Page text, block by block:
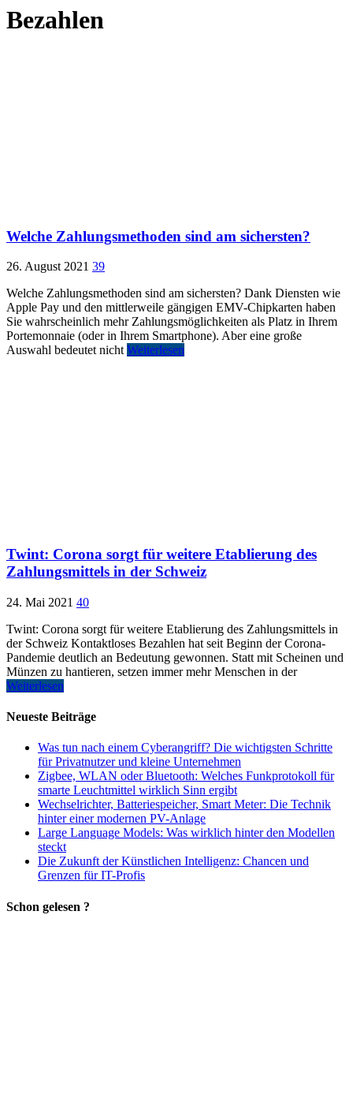
Bezahlen
Welche Zahlungsmethoden sind am sichersten?
26. August 2021 39
Welche Zahlungsmethoden sind am sichersten? Dank Diensten wie
Apple Pay und den mittlerweile gängigen EMV-Chipkarten haben
Sie wahrscheinlich mehr Zahlungsmöglichkeiten als Platz in Ihrem
Portemonnaie (oder in Ihrem Smartphone). Aber eine große
Auswahl bedeutet nicht Weiterlesen
Twint: Corona sorgt für weitere Etablierung des
Zahlungsmittels in der Schweiz
24. Mai 2021 40
Twint: Corona sorgt für weitere Etablierung des Zahlungsmittels in
der Schweiz Kontaktloses Bezahlen hat seit Beginn der Corona-
Pandemie deutlich an Bedeutung gewonnen. Statt mit Scheinen und
Münzen zu hantieren, setzen immer mehr Menschen in der
Weiterlesen
Neueste Beiträge
Was tun nach einem Cyberangriff? Die wichtigsten Schritte
für Privatnutzer und kleine Unternehmen
Zigbee, WLAN oder Bluetooth: Welches Funkprotokoll für
smarte Leuchtmittel wirklich Sinn ergibt
Wechselrichter, Batteriespeicher, Smart Meter: Die Technik
hinter einer modernen PV-Anlage
Large Language Models: Was wirklich hinter den Modellen
steckt
Die Zukunft der Künstlichen Intelligenz: Chancen und
Grenzen für IT-Profis
Schon gelesen ?